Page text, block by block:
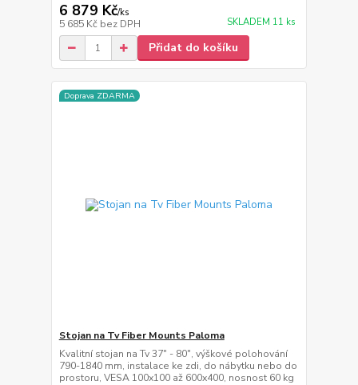
6 879 Kč/ks
5 685 Kč bez DPH SKLADEM 11 ks
Přidat do košíku
Doprava ZDARMA
Stojan na Tv Fiber Mounts Paloma
Kvalitní stojan na Tv 37" - 80", výškové polohování
790-1840 mm, instalace ke zdi, do nábytku nebo do
prostoru, VESA 100x100 až 600x400, nosnost 60 kg